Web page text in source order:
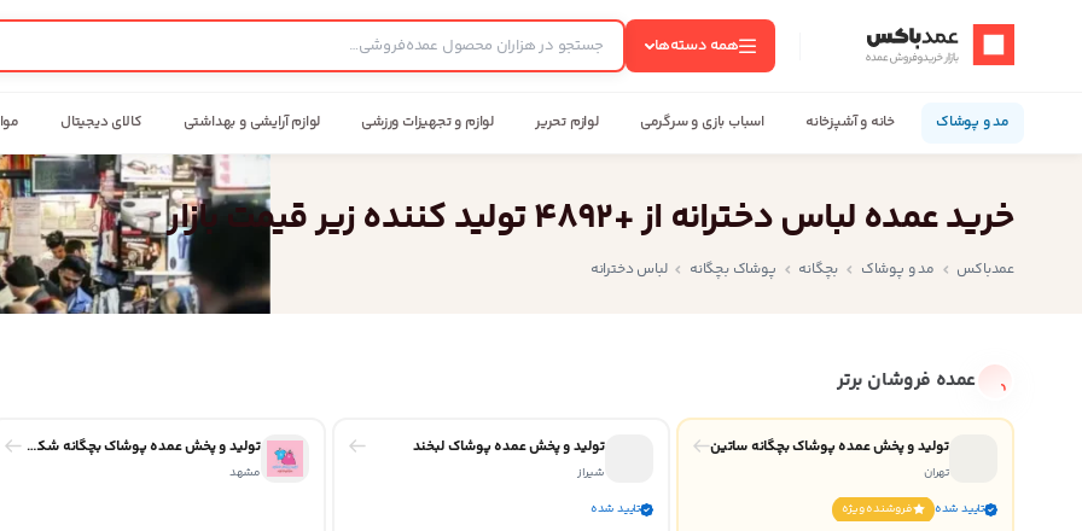
عمدباکس — بازگشت به صفحه اصلی همه دسته‌ها
مد و پوشاک خانه و آشپزخانه اسباب بازی و سرگرمی لوازم تحریر لوازم و تجهیزات ورزشی لوازم آرایشی و بهداشتی کالای دیجیتال
خرید عمده لباس دخترانه از +4892 تولید کننده زیر قیمت بازار
عمدباکس مد و پوشاک بچگانه پوشاک بچگانه لباس دخترانه
عمده فروشان برتر
تولید و پخش عمده پوشاک بچگانه ساتین
تهران
تایید شده
فروشنده ويژه
تولید و پخش عمده پوشاک لبخند
شیراز
تایید شده
تولید و پخش عمده پوشاک بچگانه شکوه
مشهد